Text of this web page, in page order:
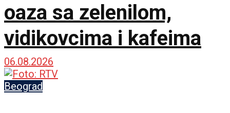
oaza sa zelenilom,
vidikovcima i kafeima
06.08.2026
Beograd